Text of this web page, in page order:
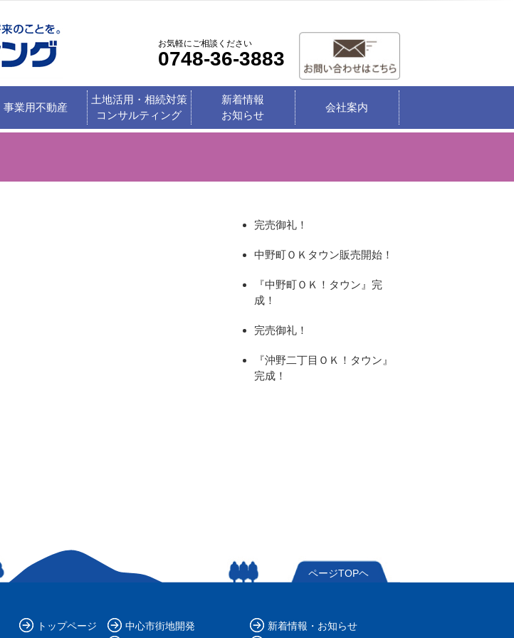
お気軽にご相談ください
0748-36-3883
事業用不動産
土地活用・相続対策
コンサルティング
新着情報
お知らせ
会社案内
完売御礼！
中野町ＯＫタウン販売開始！
『中野町ＯＫ！タウン』完
成！
完売御礼！
『沖野二丁目ＯＫ！タウン』
完成！
ページTOPヘ
トップページ 中心市街地開発 新着情報・お知らせ